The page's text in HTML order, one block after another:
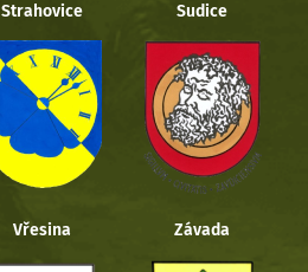
Strahovice Sudice
Vřesina Závada